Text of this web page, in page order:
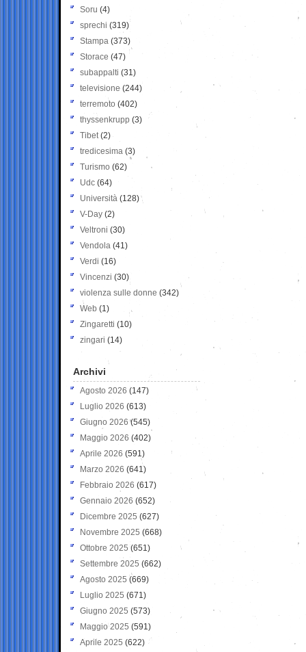
Soru (4)
sprechi (319)
Stampa (373)
Storace (47)
subappalti (31)
televisione(244)
terremoto (402)
thyssenkrupp (3)
Tibet(2)
tredicesima (3)
Turismo (62)
Udc (64)
Università (128)
V-Day (2)
Veltroni (30)
Vendola (41)
Verdi (16)
Vincenzi (30)
violenza sulle donne (342)
Web (1)
Zingaretti (10)
zingari (14)
Archivi
Agosto 2026 (147)
Luglio 2026 (613)
Giugno 2026 (545)
Maggio 2026 (402)
Aprile 2026 (591)
Marzo 2026 (641)
Febbraio 2026 (617)
Gennaio 2026 (652)
Dicembre 2025 (627)
Novembre 2025 (668)
Ottobre 2025 (651)
Settembre 2025 (662)
Agosto 2025 (669)
Luglio 2025 (671)
Giugno 2025 (573)
Maggio 2025 (591)
Aprile 2025 (622)